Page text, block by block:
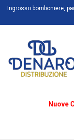
Ingrosso bomboniere,
Nuove